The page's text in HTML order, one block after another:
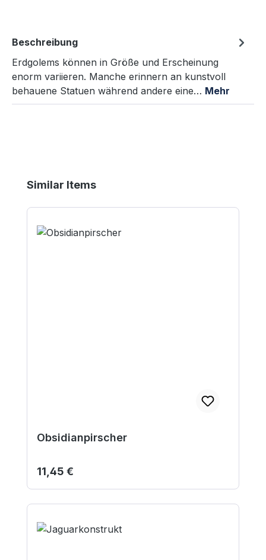
Beschreibung
Erdgolems können in Größe und Erscheinung
enorm variieren. Manche erinnern an kunstvoll
behauene Statuen während andere eine… Mehr
Produktgalerie überspringen
Similar Items
Obsidianpirscher
Regulärer Preis:
11,45 €